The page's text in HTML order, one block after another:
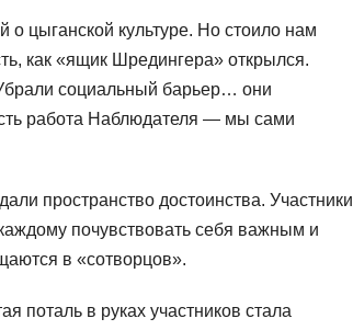
о цыганской культуре. Но стоило нам
как «ящик Шредингера» открылся.
социальный барьер… они
работа Наблюдателя — мы сами
пространство достоинства. Участники
почувствовать себя важным и
в «сотворцов».
в руках участников стала